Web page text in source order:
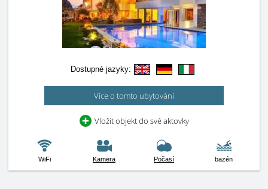
Dostupné jazyky:
Více o tomto ubytování
Vložit objekt do své aktovky
WiFi Kamera Počasí bazén